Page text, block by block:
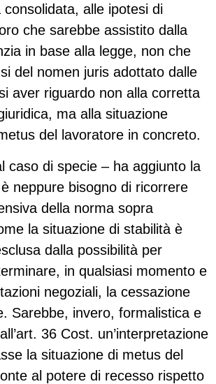
alle ipotesi di
che sarebbe assistito dalla
in base alla legge, non che
del nomen juris adottato dalle
aver riguardo non alla corretta
ma alla situazione
del lavoratore in concreto.
caso di specie – ha aggiunto la
neppure bisogno di ricorrere
della norma sopra
la situazione di stabilità è
dalla possibilità per
in qualsiasi momento e
negoziali, la cessazione
Sarebbe, invero, formalistica e
36 Cost. un’interpretazione
la situazione di metus del
al potere di recesso rispetto